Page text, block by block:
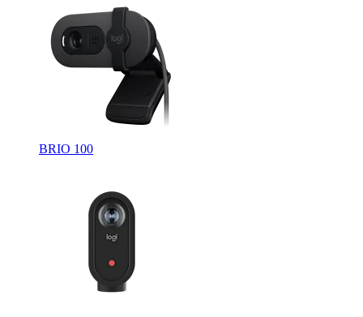
BRIO 100